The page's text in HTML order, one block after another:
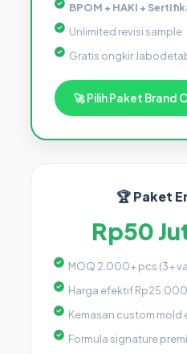
BPOM + HAKI +
Unlimited revisi sample
Gratis ongkir
🚀 Pilih Paket Brand
🏆 Paket
Rp50
MOQ 2.000+ pcs (3+
Harga efektif
Kemasan custom mold
Formula signature